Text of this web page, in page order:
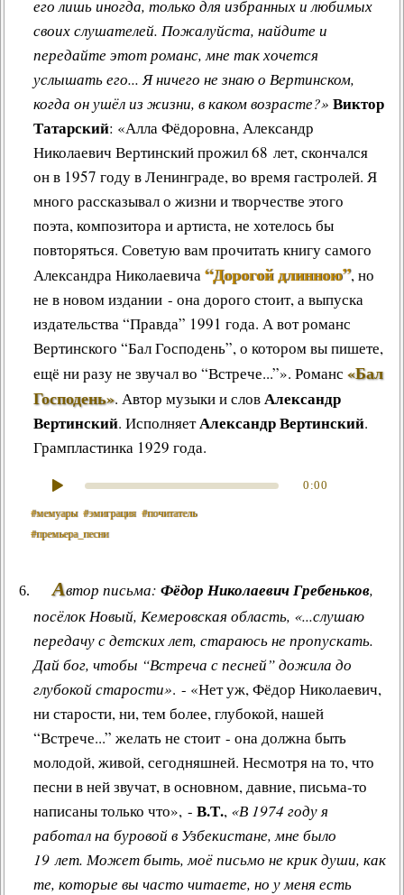
его лишь иногда, только для избранных и любимых
своих слушателей. Пожалуйста, найдите и
передайте этот романс, мне так хочется
услышать его... Я ничего не знаю о Вертинском,
когда он ушёл из жизни, в каком возрасте?» Виктор
Татарский: «Алла Фёдоровна, Александр
Николаевич Вертинский прожил 68 лет, скончался
он в 1957 году в Ленинграде, во время гастролей. Я
много рассказывал о жизни и творчестве этого
поэта, композитора и артиста, не хотелось бы
повторяться. Советую вам прочитать книгу самого
Александра Николаевича“Дорогой длинною”, но
не в новом издании - она дорого стоит, а выпуска
издательства “Правда” 1991 года. А вот романс
Вертинского “Бал Господень”, о котором вы пишете,
ещё ни разу не звучал во “Встрече...”». Романс «Бал
Господень». Автор музыки и словАлександр
Вертинский. ИсполняетАлександр Вертинский.
Грампластинка 1929 года.
0:00
#мемуары #эмиграция #почитатель
#премьера_песни
Автор письма: Фёдор Николаевич Гребеньков,
посёлок Новый, Кемеровская область, «...слушаю
передачу с детских лет, стараюсь не пропускать.
Дай бог, чтобы “Встреча с песней” дожила до
глубокой старости». - «Нет уж, Фёдор Николаевич,
ни старости, ни, тем более, глубокой, нашей
“Встрече...” желать не стоит - она должна быть
молодой, живой, сегодняшней. Несмотря на то, что
песни в ней звучат, в основном, давние, письма-то
написаны только что», - В.Т., «В 1974 году я
работал на буровой в Узбекистане, мне было
19 лет. Может быть, моё письмо не крик души, как
те, которые вы часто читаете, но у меня есть